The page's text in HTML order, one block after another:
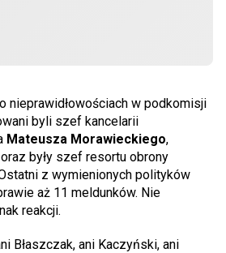
nieprawidłowościach w podkomisji
byli szef kancelarii
Mateusza Morawieckiego,
oraz były szef resortu obrony
z wymienionych polityków
aż 11 meldunków. Nie
reakcji.
Błaszczak, ani Kaczyński, ani